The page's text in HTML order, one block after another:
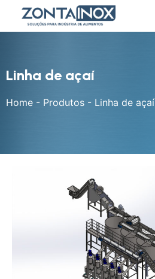
Linha de açaí
Home - Produtos - Linha de açaí